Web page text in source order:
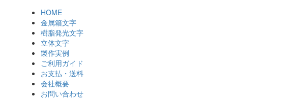
HOME
金属箱文字
樹脂発光文字
立体文字
製作実例
ご利用ガイド
お支払・送料
会社概要
お問い合わせ